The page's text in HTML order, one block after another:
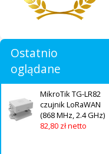
Ostatnio
oglądane
MikroTik TG-LR82
czujnik LoRaWAN
(868 MHz, 2.4 GHz)
82,80 zł netto